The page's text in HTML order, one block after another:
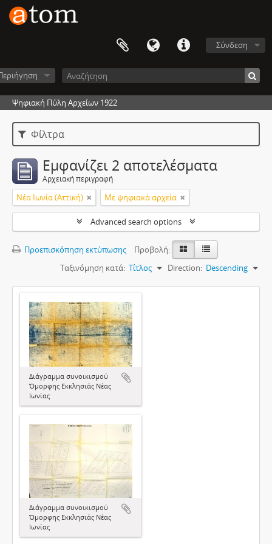
Σύνδεση
Ψηφιακή Πύλη Αρχείων 1922
Φίλτρα
Εμφανίζει 2 αποτελέσματα
Αρχειακή περιγραφή
Νέα Ιωνία (Αττική) Με ψηφιακά αρχεία
Advanced search options
Προεπισκόπηση εκτύπωσης
Προβολή:
Ταξινόμηση κατά: Τίτλος Direction: Descending
Διάγραμμα συνοικισμού
Όμορφης Εκκλησιάς Νέας
Ιωνίας
Διάγραμμα συνοικισμού
Όμορφης Εκκλησιάς Νέας
Ιωνίας